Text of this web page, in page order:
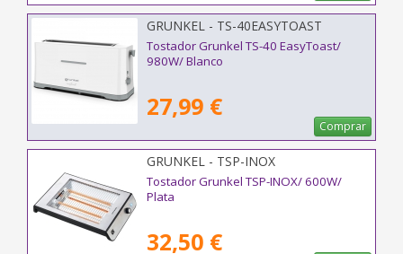
GRUNKEL - TS-40EASYTOAST
Tostador Grunkel TS-40 EasyToast/
980W/ Blanco
27,99 €
Comprar
GRUNKEL - TSP-INOX
Tostador Grunkel TSP-INOX/ 600W/
Plata
32,50 €